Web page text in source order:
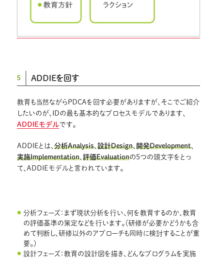
5 ADDIEを回す
教育も当然ながらPDCAを回す必要がありますが、そこでご紹介
したいのが、IDの最も基本的なプロセスモデルであります、
ADDIEモデルです。
ADDIEとは、 分析Analysis、 設計Design、 開発Development、
実施Implementation、 評価Evaluationの５つの頭文字をとっ
て、ADDIEモデルと言われています。
分析フェーズ：まず現状分析を行い、何を教育するのか、教育
の評価基準の策定などを行います。（研修が必要かどうかも含
めて判断し、研修以外のアプローチも同時に検討することが重
要。）
設計フェーズ：教育の設計図を描き、どんなプログラムを実施